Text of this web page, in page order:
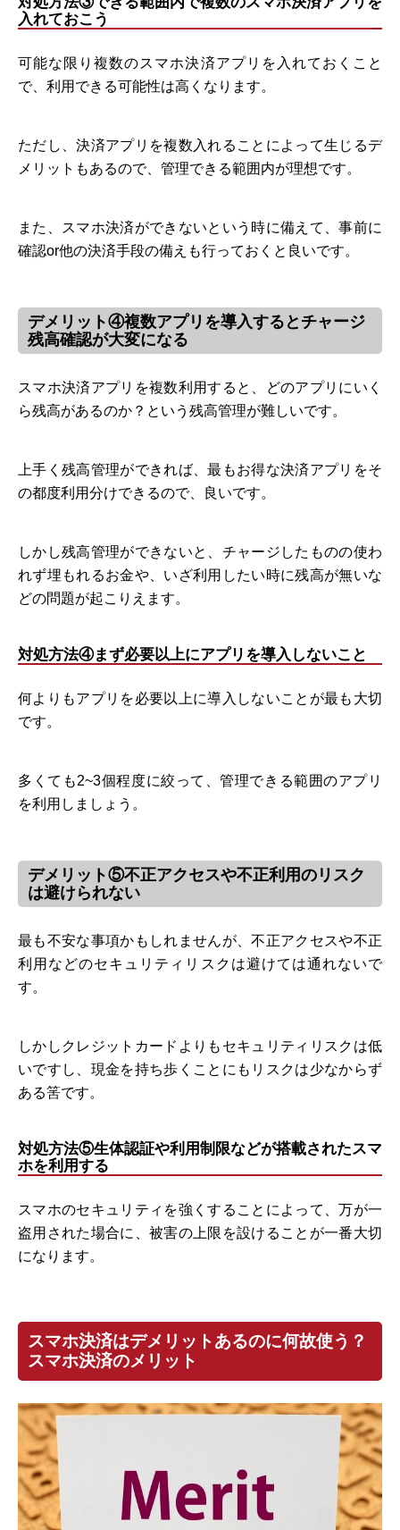
入れておこう
可能な限り複数のスマホ決済アプリを入れておくこと
で、利用できる可能性は高くなります。
ただし、決済アプリを複数入れることによって生じるデ
メリットもあるので、管理できる範囲内が理想です。
また、スマホ決済ができないという時に備えて、事前に
確認or他の決済手段の備えも行っておくと良いです。
デメリット④複数アプリを導入するとチャージ
残高確認が大変になる
スマホ決済アプリを複数利用すると、どのアプリにいく
ら残高があるのか？という残高管理が難しいです。
上手く残高管理ができれば、最もお得な決済アプリをそ
の都度利用分けできるので、良いです。
しかし残高管理ができないと、チャージしたものの使わ
れず埋もれるお金や、いざ利用したい時に残高が無いな
どの問題が起こりえます。
対処方法④まず必要以上にアプリを導入しないこと
何よりもアプリを必要以上に導入しないことが最も大切
です。
多くても2~3個程度に絞って、管理できる範囲のアプリ
を利用しましょう。
デメリット⑤不正アクセスや不正利用のリスク
は避けられない
最も不安な事項かもしれませんが、不正アクセスや不正
利用などのセキュリティリスクは避けては通れないで
す。
しかしクレジットカードよりもセキュリティリスクは低
いですし、現金を持ち歩くことにもリスクは少なからず
ある筈です。
対処方法⑤生体認証や利用制限などが搭載されたスマ
ホを利用する
スマホのセキュリティを強くすることによって、万が一
盗用された場合に、被害の上限を設けることが一番大切
になります。
スマホ決済はデメリットあるのに何故使う？
スマホ決済のメリット